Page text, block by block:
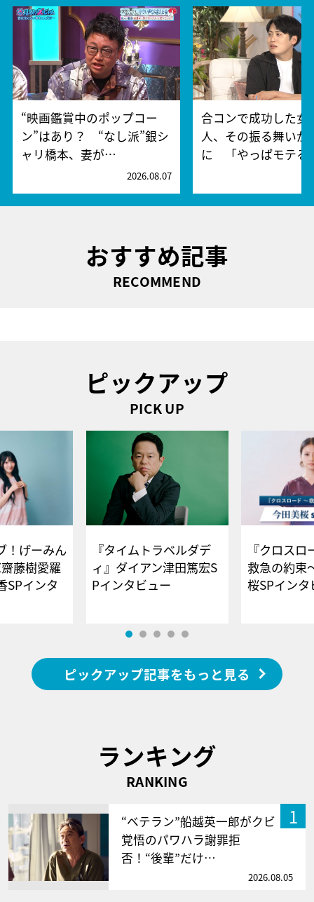
“映画鑑賞中のポップコー
ン”はあり？ “なし派”銀シ
ャリ橋本、妻が…
2026.08.07
合コンで成功した女
人、その振る舞いが
に 「やっぱモテ
おすすめ記事
RECOMMEND
ピックアップ
PICK UP
！げーみん
藤樹愛羅
SPインタ
『タイムトラベルダデ
ィ』ダイアン津田篤宏S
Pインタビュー
『クロス
救急の約束
桜SPイ
ピックアップ記事をもっと見る
ランキング
RANKING
1
“ベテラン”船越英一郎がクビ
覚悟のパワハラ謝罪拒
否！“後輩”だけ…
2026.08.05